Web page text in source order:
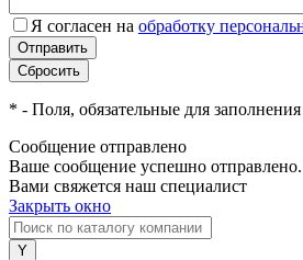
Я согласен на обработку
* - Поля, обязательные для заполнения
Сообщение отправлено
Ваше сообщение успешно
Вами свяжется наш специалист
Закрыть окно